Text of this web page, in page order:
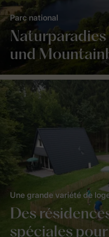
und
Parc national
Des
spéciales
Une grande variété de